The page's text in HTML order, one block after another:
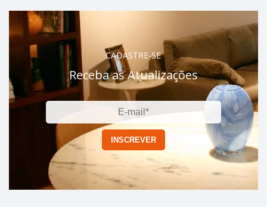
CADASTRE-SE
Receba as Atualizações